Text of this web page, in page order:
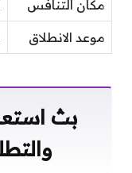
مكان التنافس
موعد الانطلاق
بث